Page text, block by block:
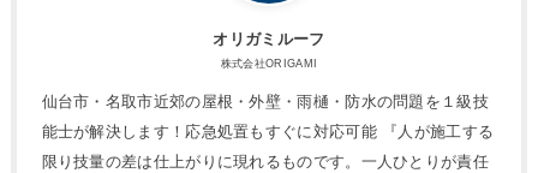
オリガミルーフ
株式会社ORIGAMI
仙台市・名取市近郊の屋根・外壁・雨樋・防水の問題を１級技
能士が解決します！応急処置もすぐに対応可能 『人が施工する
限り技量の差は仕上がりに現れるものです。一人ひとりが責任